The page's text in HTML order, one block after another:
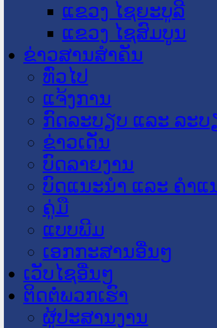
ແຂວງ ໄຊຍະບູລີ
ແຂວງ ໄຊສົມບູນ
ຂ່າວສານສໍາຄັນ
​ທົ່ວ​ໄປ
ແຈ້ງການ
ກົດລະບຽບ ແລະ ລະບ
ຂ່າວເດັ່ນ
ບົດລາຍງານ
ບົດແນະນໍາ ແລະ ຄໍາແ
ຄູ່ມື
ແບບພີມ
ເອກກະສານອື່ນໆ
ເວັບໄຊອື່ນໆ
ຕິດຕໍ່ພວກເຮົາ
ຜູ້ປະສານງານ